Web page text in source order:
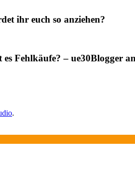
ihr euch so anziehen?
Fehlkäufe? – ue30Blogger
.